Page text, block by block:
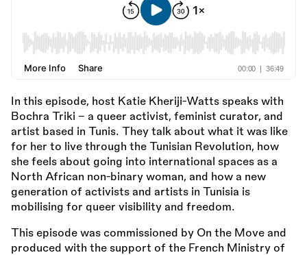
In this episode, host Katie Kheriji-Watts speaks with
Bochra Triki – a queer activist, feminist curator, and
artist based in Tunis. They talk about what it was like
for her to live through the Tunisian Revolution, how
she feels about going into international spaces as a
North African non-binary woman, and how a new
generation of activists and artists in Tunisia is
mobilising for queer visibility and freedom.
This episode was commissioned by On the Move and
produced with the support of the French Ministry of